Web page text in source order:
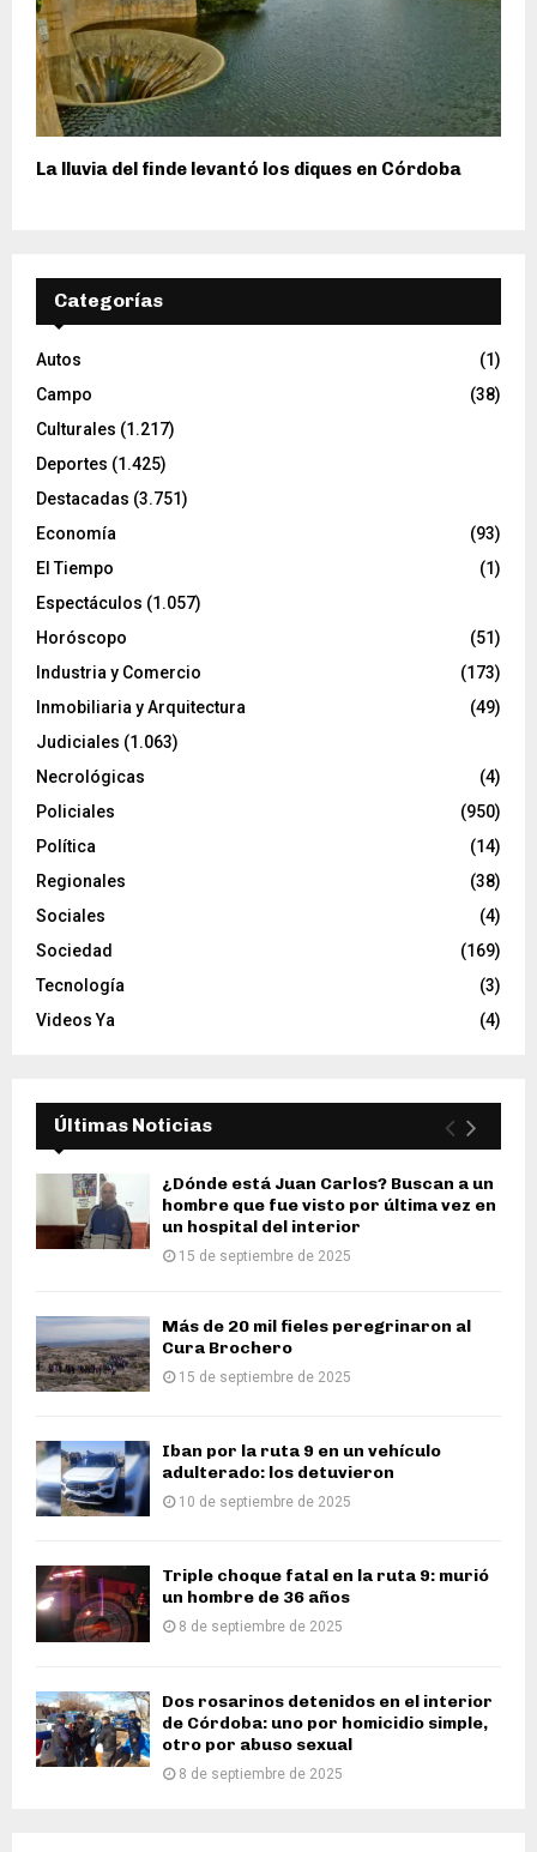
La lluvia del finde levantó los diques en Córdoba
Categorías
Autos
(1)
Campo
(38)
Culturales (1.217)
Deportes (1.425)
Destacadas (3.751)
Economía
(93)
El Tiempo
(1)
Espectáculos (1.057)
Horóscopo
(51)
Industria y Comercio
(173)
Inmobiliaria y Arquitectura
(49)
Judiciales (1.063)
Necrológicas
(4)
Policiales
(950)
Política
(14)
Regionales
(38)
Sociales
(4)
Sociedad
(169)
Tecnología
(3)
Videos Ya
(4)
Últimas Noticias
¿Dónde está Juan Carlos? Buscan a un
hombre que fue visto por última vez en
un hospital del interior
15 de septiembre de 2025
Más de 20 mil fieles peregrinaron al
Cura Brochero
15 de septiembre de 2025
Iban por la ruta 9 en un vehículo
adulterado: los detuvieron
10 de septiembre de 2025
Triple choque fatal en la ruta 9: murió
un hombre de 36 años
8 de septiembre de 2025
Dos rosarinos detenidos en el interior
de Córdoba: uno por homicidio simple,
otro por abuso sexual
8 de septiembre de 2025